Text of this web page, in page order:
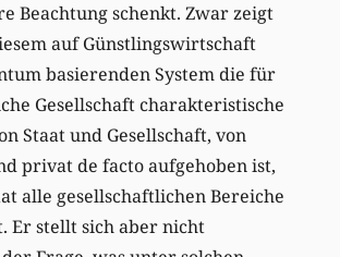
Beachtung schenkt. Zwar zeigt
auf Günstlingswirtschaft
basierenden System die für
Gesellschaft charakteristische
Staat und Gesellschaft, von
privat de facto aufgehoben ist,
alle gesellschaftlichen Bereiche
Er stellt sich aber nicht